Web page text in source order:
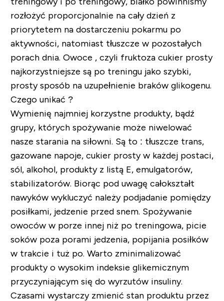
rozłożyć proporcjonalnie na cały dzień z
priorytetem na dostarczeniu pokarmu po
aktywności, natomiast tłuszcze w pozostałych
porach dnia. Owoce , czyli fruktoza cukier prosty
najkorzystniejsze są po treningu jako szybki,
prosty sposób na uzupełnienie braków glikogenu.
Czego unikać ?
Wymienię najmniej korzystne produkty, bądź
grupy, których spożywanie może niwelować
nasze starania na siłowni. Są to : tłuszcze trans,
gazowane napoje, cukier prosty w każdej postaci,
sól, alkohol, produkty z listą E, emulgatorów,
stabilizatorów. Biorąc pod uwagę całokształt
nawyków wykluczyć należy podjadanie pomiędzy
posiłkami, jedzenie przed snem. Spożywanie
owoców w porze innej niż po treningowa, picie
soków poza porami jedzenia, popijania posiłków
w trakcie i tuż po. Warto zminimalizować
produkty o wysokim indeksie glikemicznym
przyczyniającym się do wyrzutów insuliny.
Czasami wystarczy zmienić stan produktu przez